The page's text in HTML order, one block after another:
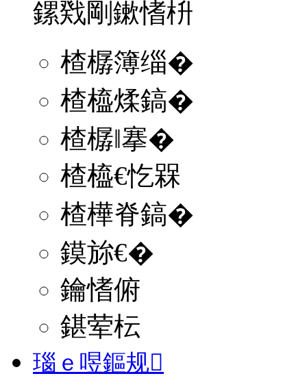
鏍戣剛鏉愭枡
楂樼簿缁�
楂橀煣鎬�
楂樼‖搴�
楂橀€忔槑
楂樺脊鎬�
鏌旀€�
鑰愭俯
鍖荤枟
瑙ｅ喅鏂规